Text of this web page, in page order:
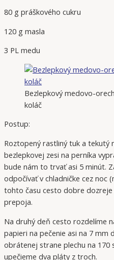
80 g práškového cukru
120 g masla
3 PL medu
Bezlepkový medovo-
koláč
Postup:
Roztopený rastliný tuk a tekutý
bezlepkovej zesi na perníka
bude nám to trvať asi 5 minút.
odpočívať v chladničke cez noc
tohto času cesto dobre dozreje
prepoja.
Na druhý deň cesto rozdelíme
papieri na pečenie asi na 7 mm
obrátenej strane plechu na 170
upečieme dva pláty z troch.